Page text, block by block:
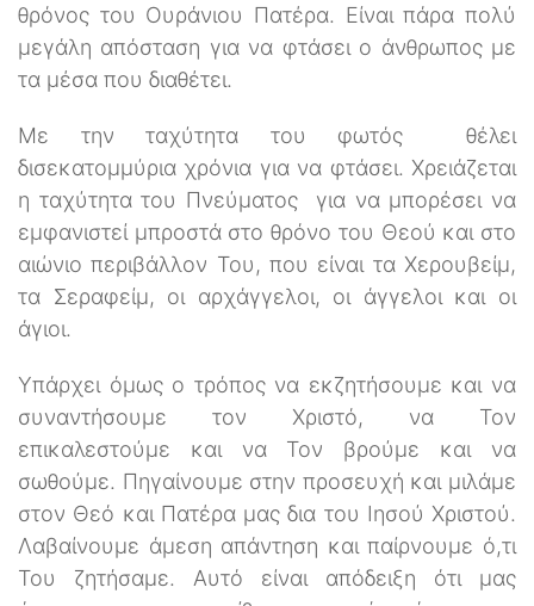
θρόνος του Ουράνιου Πατέρα. Είναι πάρα πολύ
μεγάλη απόσταση για να φτάσει ο άνθρωπος με
τα μέσα που διαθέτει.
Με την ταχύτητα του φωτός θέλει
δισεκατομμύρια χρόνια για να φτάσει. Χρειάζεται
η ταχύτητα του Πνεύματος για να μπορέσει να
εμφανιστεί μπροστά στο θρόνο του Θεού και στο
αιώνιο περιβάλλον Του, που είναι τα Χερουβείμ,
τα Σεραφείμ, οι αρχάγγελοι, οι άγγελοι και οι
άγιοι.
Υπάρχει όμως ο τρόπος να εκζητήσουμε και να
συναντήσουμε τον Χριστό, να Τον
επικαλεστούμε και να Τον βρούμε και να
σωθούμε. Πηγαίνουμε στην προσευχή και μιλάμε
στον Θεό και Πατέρα μας δια του Ιησού Χριστού.
Λαβαίνουμε άμεση απάντηση και παίρνουμε ό,τι
Του ζητήσαμε. Αυτό είναι απόδειξη ότι μας